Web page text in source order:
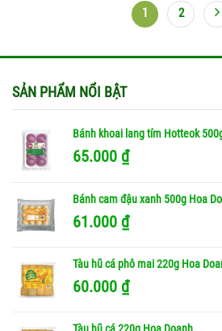
1 2
SẢN PHẨM NỔI BẬT
Bánh khoai lang tím Hotteok
65.000 ₫
Bánh cam đậu xanh 500g Hoa
61.000 ₫
Tàu hũ cá phô mai 220g Hoa
60.000 ₫